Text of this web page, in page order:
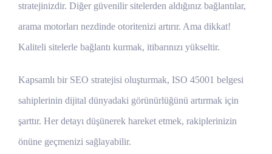
stratejinizdir. Diğer güvenilir sitelerden aldığınız bağlantılar,
arama motorları nezdinde otoritenizi artırır. Ama dikkat!
Kaliteli sitelerle bağlantı kurmak, itibarınızı yükseltir.
Kapsamlı bir SEO stratejisi oluşturmak, ISO 45001 belgesi
sahiplerinin dijital dünyadaki görünürlüğünü artırmak için
şarttır. Her detayı düşünerek hareket etmek, rakiplerinizin
önüne geçmenizi sağlayabilir.